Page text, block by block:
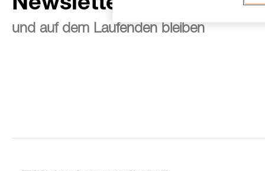
Newsletter abonnieren
und auf dem Laufenden bleiben